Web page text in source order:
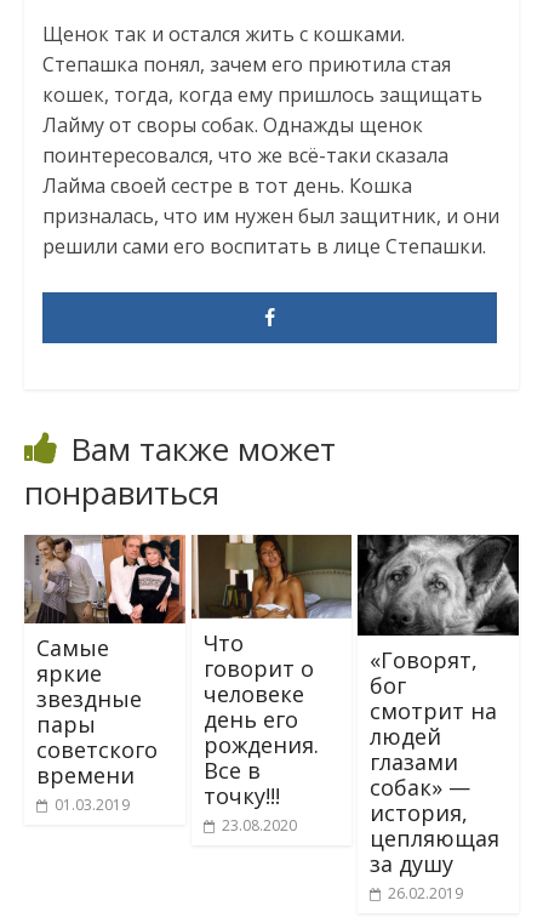
Щенок так и остался жить с кошками.
Степашка понял, зачем его приютила стая
кошек, тогда, когда ему пришлось защищать
Лайму от своры собак. Однажды щенок
поинтересовался, что же всё-таки сказала
Лайма своей сестре в тот день. Кошка
призналась, что им нужен был защитник, и они
решили сами его воспитать в лице Степашки.
Вам также может
понравиться
Самые
яркие
звездные
пары
советского
времени
01.03.2019
Что
говорит о
человеке
день его
рождения.
Все в
точку!!!
23.08.2020
«Говорят,
бог
смотрит на
людей
глазами
собак» —
история,
цепляющая
за душу
26.02.2019